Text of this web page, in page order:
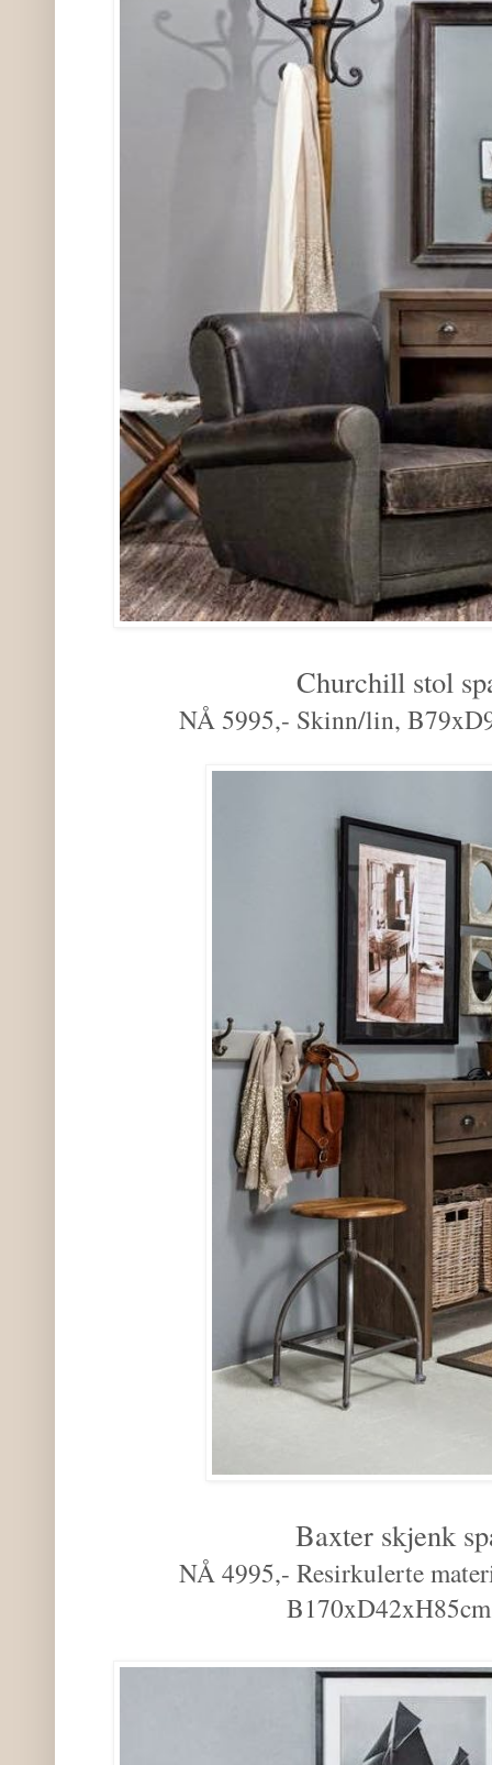
Churchill stol
NÅ 5995,- Skinn/lin,
Baxter skjenk
NÅ 4995,- Resirkulerte